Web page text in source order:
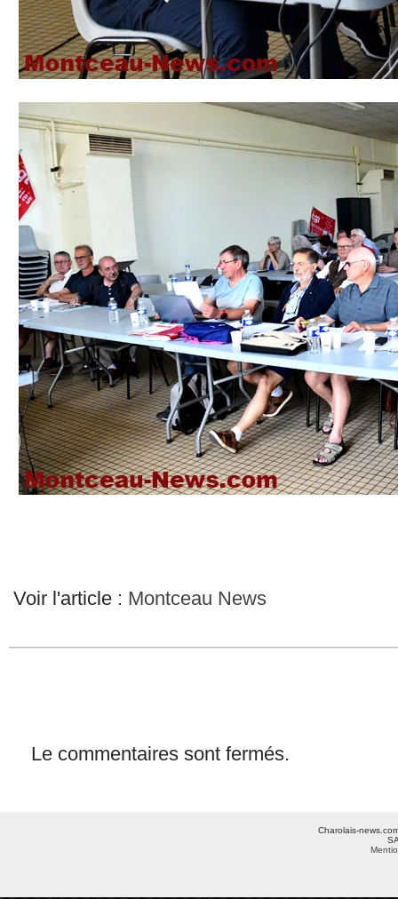
Voir l'article : Montceau News
Le commentaires sont fermés.
Charolais-